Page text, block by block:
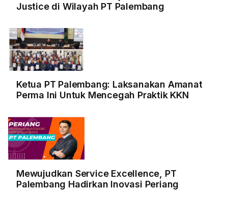
Justice di Wilayah PT Palembang
Ketua PT Palembang: Laksanakan Amanat
Perma Ini Untuk Mencegah Praktik KKN
Mewujudkan Service Excellence, PT
Palembang Hadirkan Inovasi Periang